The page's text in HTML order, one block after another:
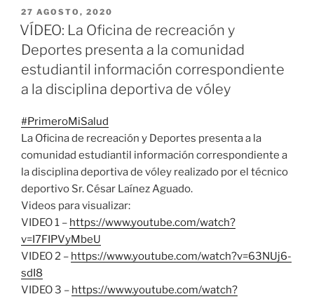
PUBLICADO
EL
27 AGOSTO, 2020
VÍDEO: La Oficina de recreación y
Deportes presenta a la comunidad
estudiantil información correspondiente
a la disciplina deportiva de vóley
#PrimeroMiSalud
La Oficina de recreación y Deportes presenta a la
comunidad estudiantil información correspondiente a
la disciplina deportiva de vóley realizado por el técnico
deportivo Sr. César Laínez Aguado.
Videos para visualizar:
VIDEO 1 – https://www.youtube.com/watch?
v=I7FIPVyMbeU
VIDEO 2 – https://www.youtube.com/watch?v=63NUj6-
sdI8
VIDEO 3 – https://www.youtube.com/watch?